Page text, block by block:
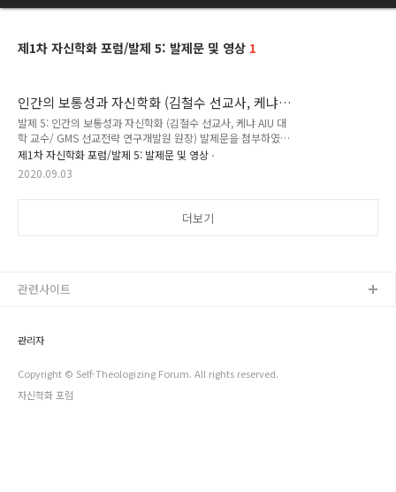
제1차 자신학화 포럼/발제 5: 발제문 및 영상 1
인간의 보통성과 자신학화 (김철수 선교사, 케냐
AIU 대학 교수/ GMS 선교전략 연구개발원 원장)
발제 5: 인간의 보통성과 자신학화 (김철수 선교사, 케냐 AIU 대
학 교수/ GMS 선교전략 연구개발원 원장) 발제문을 첨부하였습
니다. 발제 영상입니다.
제1차 자신학화 포럼/발제 5: 발제문 및 영상
2020.09.03
더보기
관리자
Copyright © Self-Theologizing Forum. All rights reserved.
자신학화 포럼
관련사이트